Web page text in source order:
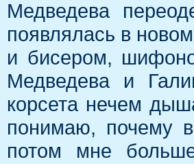
Медведева
появлялась в
и бисером,
Медведева и
корсета нечем
понимаю, почему
потом мне